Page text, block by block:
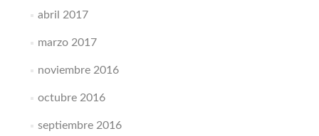
abril 2017
marzo 2017
noviembre 2016
octubre 2016
septiembre 2016